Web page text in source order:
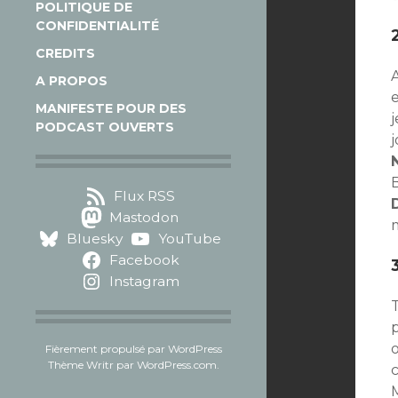
POLITIQUE DE
CONFIDENTIALITÉ
CREDITS
A PROPOS
MANIFESTE POUR DES
PODCAST OUVERTS
Flux RSS
Mastodon
Bluesky
YouTube
Facebook
Instagram
Fièrement propulsé par WordPress
Thème Writr par WordPress.com.